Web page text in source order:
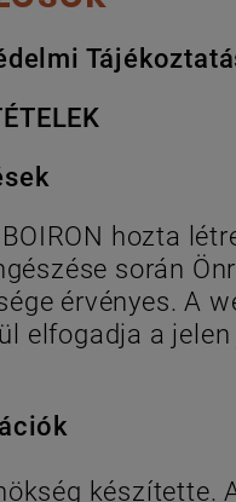
hozta
során
érvényes. A
elfogadja a
készítette.